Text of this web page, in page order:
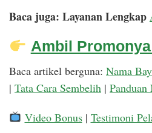
Baca juga: Layanan Lengkap
Ambil
Baca artikel berguna: Nama
| Tata Cara Sembelih |
Video Bonus| Testimoni